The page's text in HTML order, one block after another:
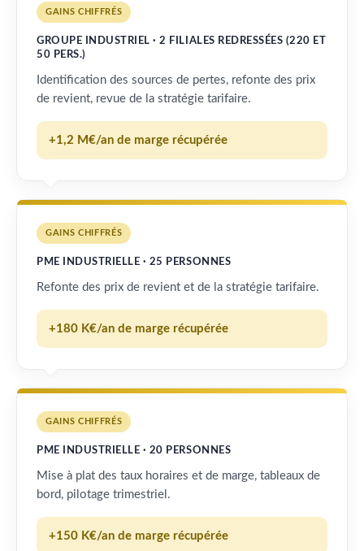
GAINS CHIFFRÉS
GROUPE INDUSTRIEL · 2 FILIALES REDRESSÉES (220 ET
50 PERS.)
Identification des sources de pertes, refonte des prix
de revient, revue de la stratégie tarifaire.
+1,2 M€/an de marge récupérée
GAINS CHIFFRÉS
PME INDUSTRIELLE · 25 PERSONNES
Refonte des prix de revient et de la stratégie tarifaire.
+180 K€/an de marge récupérée
GAINS CHIFFRÉS
PME INDUSTRIELLE · 20 PERSONNES
Mise à plat des taux horaires et de marge, tableaux de
bord, pilotage trimestriel.
+150 K€/an de marge récupérée